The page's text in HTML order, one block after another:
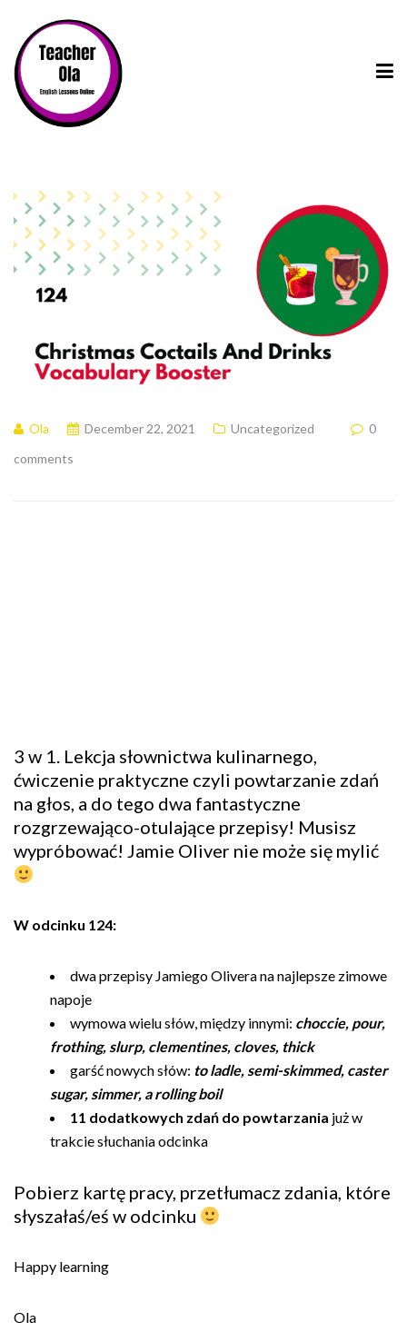
Ola December 22, 2021 Uncategorized
0
comments
3 w 1. Lekcja słownictwa kulinarnego,
ćwiczenie praktyczne czyli powtarzanie zdań
na głos, a do tego dwa fantastyczne
rozgrzewająco-otulające przepisy! Musisz
wypróbować! Jamie Oliver nie może się mylić
W odcinku 124:
dwa przepisy Jamiego Olivera na najlepsze zimowe
napoje
wymowa wielu słów, między innymi: choccie, pour,
frothing, slurp, clementines, cloves, thick
garść nowych słów: to ladle, semi-skimmed, caster
sugar, simmer, a rolling boil
11 dodatkowych zdań do powtarzania już w
trakcie słuchania odcinka
Pobierz kartę pracy, przetłumacz zdania, które
słyszałaś/eś w odcinku
Happy learning
Ola